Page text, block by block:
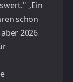
„Ein
schon
2026